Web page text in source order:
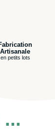
Artisanale
en petits lots